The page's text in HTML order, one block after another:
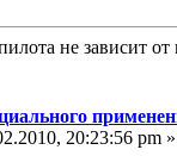
не зависит
20:23:56 pm »